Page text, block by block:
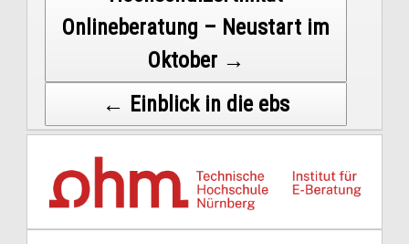
navigation
Onlineberatung – Neustart im
Oktober →
← Einblick in die ebs